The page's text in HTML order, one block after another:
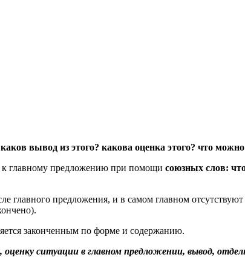
каков вывод из этого? какова оценка этого? что
к главному предложению при помощи союзных слов:
главного предложения, и в самом главном
законченным по форме и содержанию.
ситуации в главном предложении, вывод,